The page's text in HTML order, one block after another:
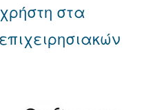
στα